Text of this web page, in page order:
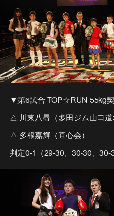
▼第6試合 TOP☆RUN 55kg
△ 川東八尋（多田ジム山口道
△ 多根嘉輝（直心会）
判定0-1（29-30、30-30、30-